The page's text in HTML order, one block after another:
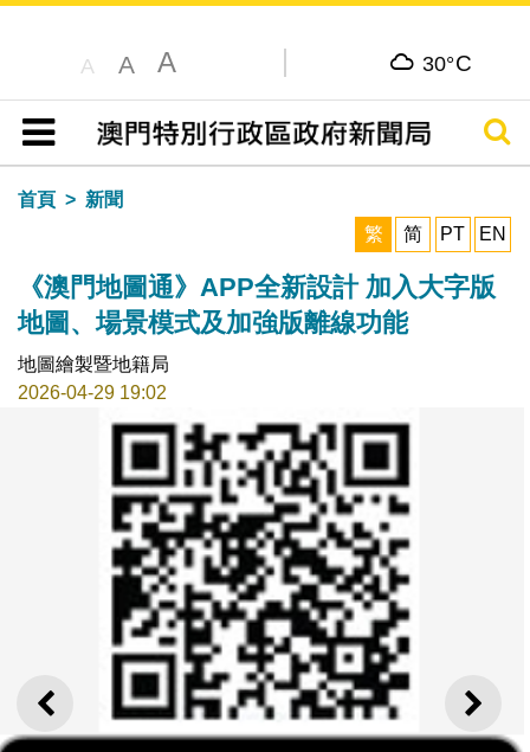
A A A 30°C
目錄
搜尋
首頁
新聞
繁
简 PT EN
《澳門地圖通》APP全新設計 加入大字版
地圖、場景模式及加強版離線功能
地圖繪製暨地籍局
2026-04-29 19:02
上一則 下一